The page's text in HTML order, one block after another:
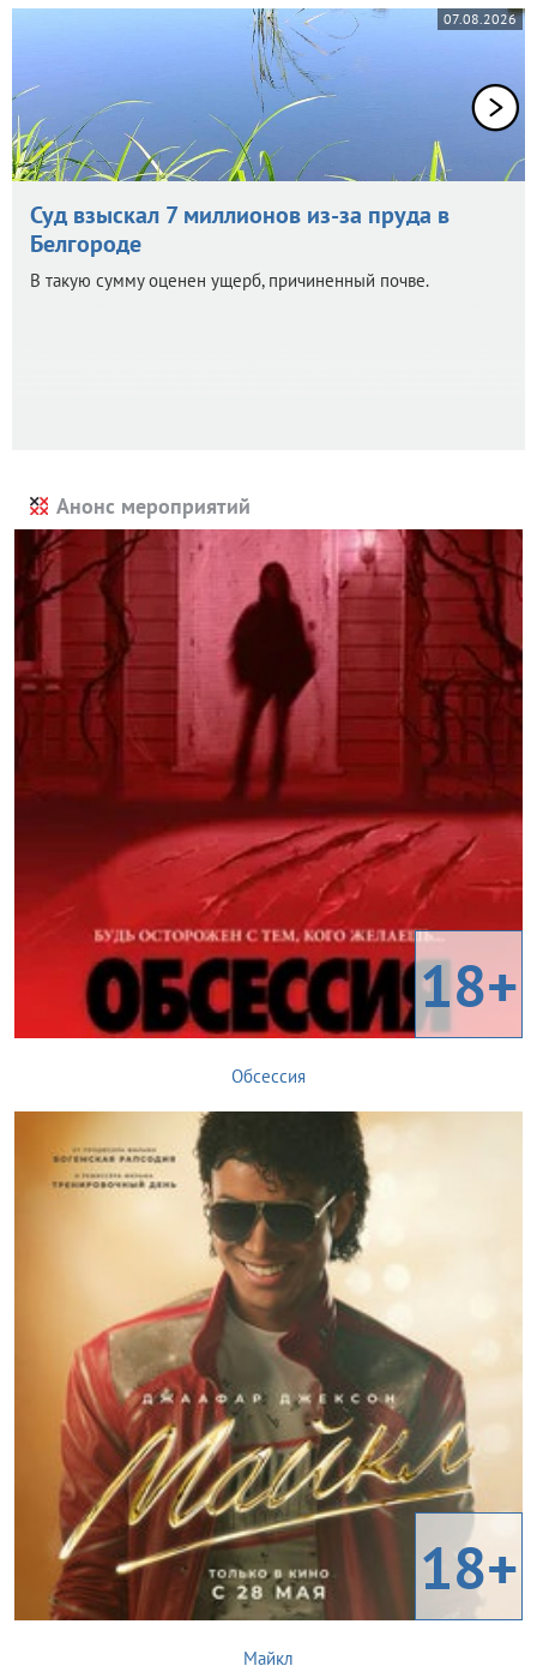
07.08.2026
Суд взыскал 7 миллионов из-за пруда в
Белгороде
В такую сумму оценен ущерб, причиненный почве.
Анонс мероприятий
18+
Обсессия
18+
Майкл